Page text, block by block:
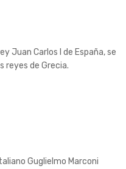
Juan Carlos I de España, se
reyes de Grecia.
Guglielmo Marconi